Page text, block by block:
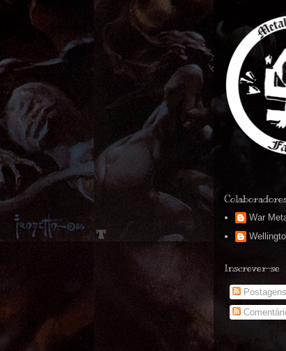
War
Inscrever-se
Postagens